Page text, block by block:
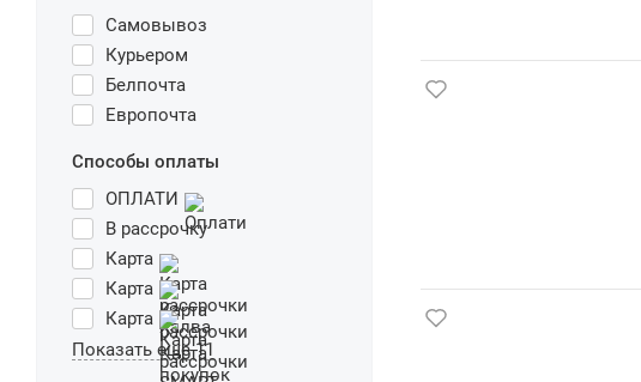
Самовывоз
Курьером
Белпочта
Европочта
Способы оплаты
ОПЛАТИ
В рассрочку
Карта
Карта
Карта
Показать еще 11